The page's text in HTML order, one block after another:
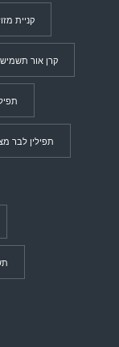
קניית
קרן אור
תפילין לבר